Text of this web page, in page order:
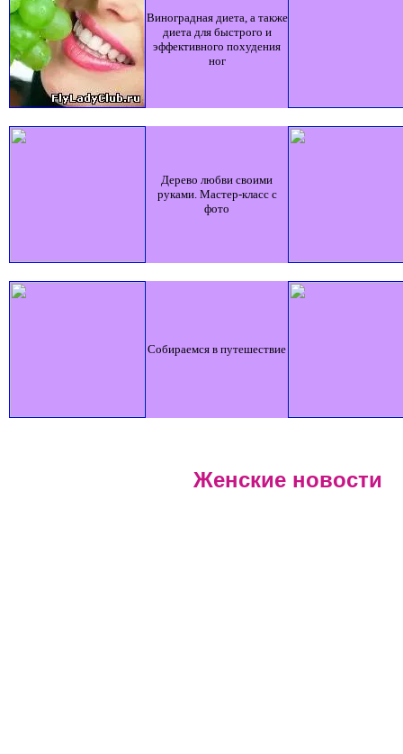
Виноградная диета, а также
диета для быстрого и
эффективного похудения
ног
Дерево любви своими
руками. Мастер-класс с
фото
Собираемся в путешествие
Женские новости